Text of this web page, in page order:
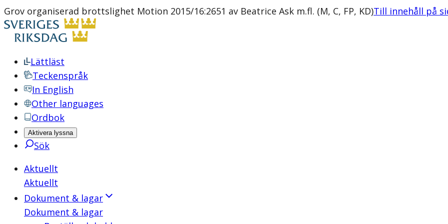
Grov organiserad brottslighet Motion 2015/16:2651 av Beatrice Ask m.fl. (M, C, FP, KD)Till innehåll på
Lättläst
Teckenspråk
In English
Other languages
Ordbok
Aktivera lyssna
Sök
Aktuellt
Aktuellt
Dokument & lagar
Dokument & lagar